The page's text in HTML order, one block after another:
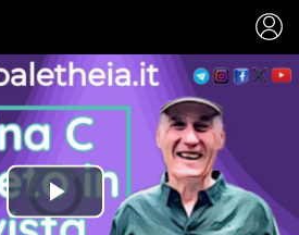
Video
Player
is
loading.Play